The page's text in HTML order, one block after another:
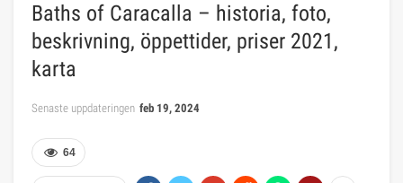
Baths of Caracalla – historia, foto,
beskrivning, öppettider, priser 2021,
karta
Senaste uppdateringen feb 19, 2024
64